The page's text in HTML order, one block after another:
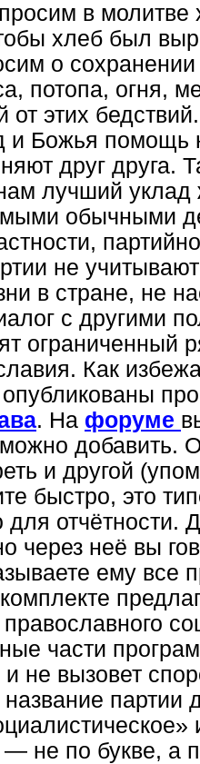
в
хлеб был
о сохранении
потопа, огня,
этих
и Божья помощь
друг друга.
лучший
обычными
не учитывают
в стране, не
с другими
ограниченный
Как
. На форуме
добавить.
и другой
быстро, это
для отчётности.
через неё вы
ему все
части
не вызовет
партии
— не по букве, а